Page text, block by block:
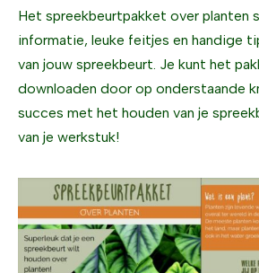
Het spreekbeurtpakket over planten
informatie, leuke feitjes en handige
van jouw spreekbeurt. Je kunt het
downloaden door op onderstaande
succes met het houden van je
van je werkstuk!